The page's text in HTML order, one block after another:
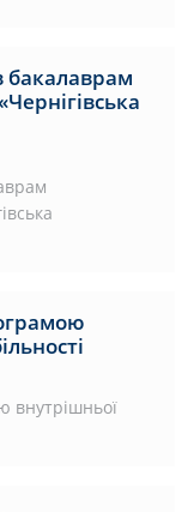
бакалаврам
внутрішньої